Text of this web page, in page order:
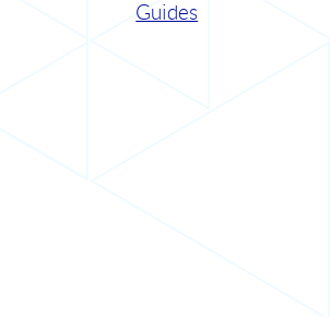
Guides